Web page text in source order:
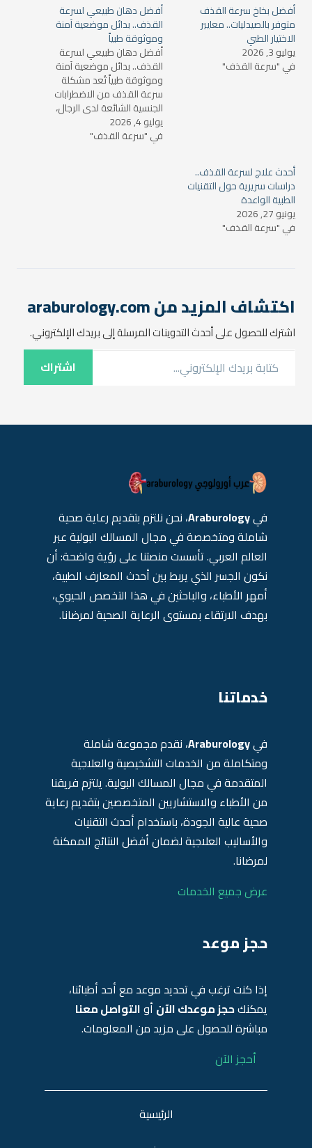
أفضل بخاخ سرعة القذف
متوفر بالصيدليات.. معايير
الاختيار الطبي
يوليو 3, 2026
في "سرعة القذف"
أفضل دهان طبيعي لسرعة
القذف.. بدائل موضعية آمنة
وموثوقة طبياً
أفضل دهان طبيعي لسرعة
القذف.. بدائل موضعية آمنة
وموثوقة طبياً تُعد مشكلة
سرعة القذف من الاضطرابات
الجنسية الشائعة لدى الرجال،
والتي تؤثر بشكل مباشر على
جودة العلاقة الزوجية والثقة
بالنفس. ومع تزايد البحث عن
يوليو 4, 2026
في "سرعة القذف"
أحدث علاج لسرعة القذف..
دراسات سريرية حول التقنيات
الطبية الواعدة
يونيو 27, 2026
في "سرعة القذف"
اكتشاف المزيد من araburology.com
اشترك للحصول على أحدث التدوينات المرسلة إلى بريدك الإلكتروني.
اشتراك
فيAraburology، نحن نلتزم بتقديم رعاية صحية
شاملة ومتخصصة في مجال المسالك البولية عبر
العالم العربي. تأسست منصتنا على رؤية واضحة: أن
نكون الجسر الذي يربط بين أحدث المعارف الطبية،
أمهر الأطباء، والباحثين في هذا التخصص الحيوي،
بهدف الارتقاء بمستوى الرعاية الصحية لمرضانا.
خدماتنا
فيAraburology، نقدم مجموعة شاملة
ومتكاملة من الخدمات التشخيصية والعلاجية
المتقدمة في مجال المسالك البولية. يلتزم فريقنا
من الأطباء والاستشاريين المتخصصين بتقديم رعاية
صحية عالية الجودة، باستخدام أحدث التقنيات
والأساليب العلاجية لضمان أفضل النتائج الممكنة
لمرضانا.
عرض جميع الخدمات
حجز موعد
إذا كنت ترغب في تحديد موعد مع أحد أطبائنا،
يمكنكحجز موعدك الآن أوالتواصل معنا
مباشرة للحصول على مزيد من المعلومات.
أحجز الآن
الرئيسية